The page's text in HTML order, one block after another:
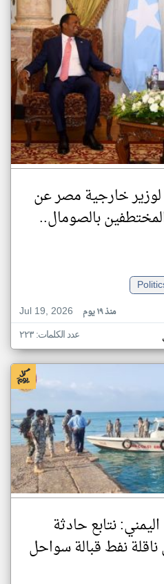
خارجية مصر عن
بالصومال..
Jul 19, 2026
منذ ١٩ يوم
عدد الكلمات: ٢٢٣
نتابع حادثة
ناقلة نفط قبالة سواحل